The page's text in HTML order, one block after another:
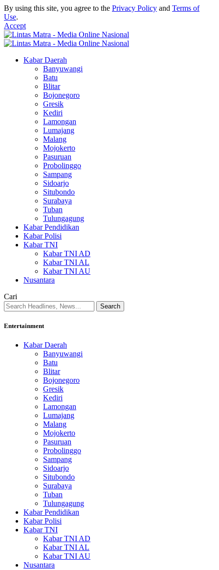
By using this site, you agree to the Privacy Policy and Terms of
Use.
Accept
Kabar Daerah
Banyuwangi
Batu
Blitar
Bojonegoro
Gresik
Kediri
Lamongan
Lumajang
Malang
Mojokerto
Pasuruan
Probolinggo
Sampang
Sidoarjo
Situbondo
Surabaya
Tuban
Tulungagung
Kabar Pendidikan
Kabar Polisi
Kabar TNI
Kabar TNI AD
Kabar TNI AL
Kabar TNI AU
Nusantara
Cari
Entertainment
Kabar Daerah
Banyuwangi
Batu
Blitar
Bojonegoro
Gresik
Kediri
Lamongan
Lumajang
Malang
Mojokerto
Pasuruan
Probolinggo
Sampang
Sidoarjo
Situbondo
Surabaya
Tuban
Tulungagung
Kabar Pendidikan
Kabar Polisi
Kabar TNI
Kabar TNI AD
Kabar TNI AL
Kabar TNI AU
Nusantara